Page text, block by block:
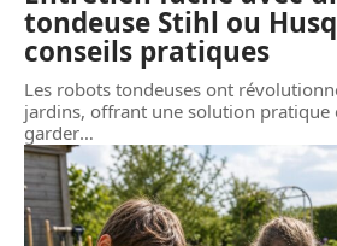
tondeuse Stihl ou
conseils pratiques
Les robots tondeuses ont
jardins, offrant une solution pratique
garder…